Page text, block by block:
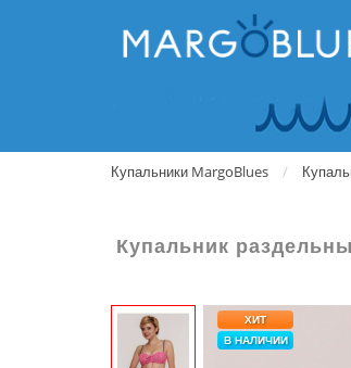
Купальники MargoBlues
Купальник
ХИТ
В НАЛИЧИИ